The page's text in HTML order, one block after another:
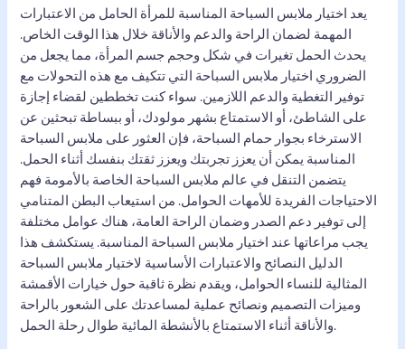
يعد اختيار ملابس السباحة المناسبة للمرأة الحامل من الاعتبارات
المهمة لضمان الراحة والدعم والأناقة خلال هذا الوقت الخاص.
يحدث الحمل تغيرات في شكل وحجم جسم المرأة، مما يجعل من
الضروري اختيار ملابس السباحة التي تتكيف مع هذه التحولات مع
توفير التغطية والدعم اللازمين. سواء كنت تخططين لقضاء إجازة
على الشاطئ، أو الاستمتاع بشهر مولودك، أو ببساطة تبحثين عن
الاسترخاء بجوار حمام السباحة، فإن العثور على ملابس السباحة
المناسبة يمكن أن يعزز تجربتك ويعزز ثقتك بنفسك أثناء الحمل.
يتضمن التنقل في عالم ملابس السباحة الخاصة بالأمومة فهم
الاحتياجات الفريدة للأمهات الحوامل. من استيعاب البطن المتنامي
إلى توفير دعم الصدر وضمان الراحة العامة، هناك عوامل مختلفة
يجب مراعاتها عند اختيار ملابس السباحة المناسبة. يستكشف هذا
الدليل النصائح والاعتبارات الأساسية لاختيار ملابس السباحة
المثالية للنساء الحوامل، ويقدم نظرة ثاقبة حول خيارات الأقمشة
وميزات التصميم ونصائح عملية لمساعدتك على الشعور بالراحة
والأناقة أثناء الاستمتاع بالأنشطة المائية طوال رحلة الحمل.